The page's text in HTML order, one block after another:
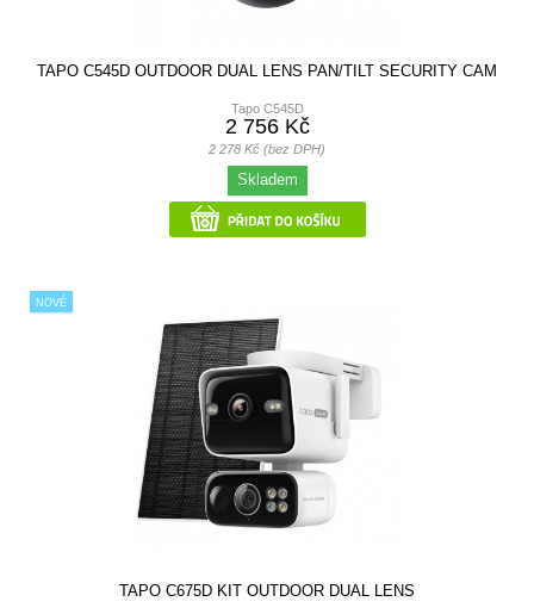
TAPO C545D OUTDOOR DUAL LENS PAN/TILT SECURITY CAM
Tapo C545D
2 756 Kč
2 278 Kč (bez DPH)
Skladem
NOVÉ
TAPO C675D KIT OUTDOOR DUAL LENS